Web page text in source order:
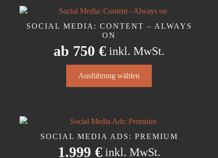
SOCIAL MEDIA: CONTENT – ALWAYS
ON
ab 750 € inkl. MwSt.
Ausführung wählen
Produkt
auf.
Die
können
SOCIAL MEDIA ADS: PREMIUM
1.999 € inkl. MwSt.